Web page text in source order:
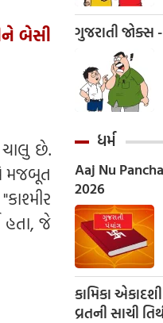
બેસી
ચાલુ છે.
મજબૂત
હતા, જે
ગુજરાતી
ધર્મ
Aaj Nu
2026
કામિકા
વ્રતની સાચી